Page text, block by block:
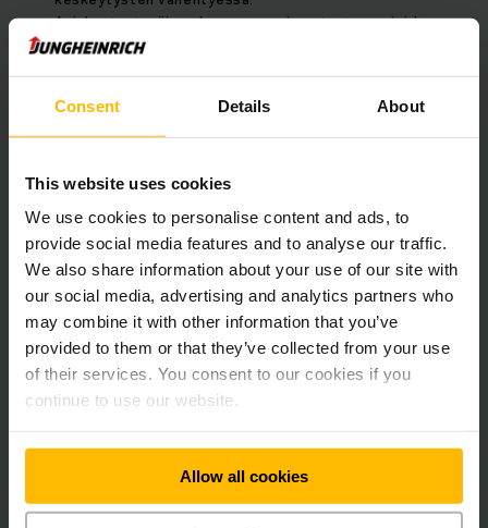
Consent Details About
This website uses cookies
We use cookies to personalise content and ads, to
provide social media features and to analyse our traffic.
We also share information about your use of our site with
our social media, advertising and analytics partners who
may combine it with other information that you’ve
provided to them or that they’ve collected from your use
of their services. You consent to our cookies if you
continue to use our website.
Allow all cookies
Asiakastyytyväisyyden paraneminen tuotevaurioiden
vähentyessä.
varastojärjestelmiesi turvallisuutta SAFEwalk-kiertokäynnin
suunnittelusta toteutukseen asti. Neuvomme mielellämme.
SAFEwalk
PDF(2,1 MB)
Ota meihin yhteyttä ja pyydä yksilöllistä
tarjousta: